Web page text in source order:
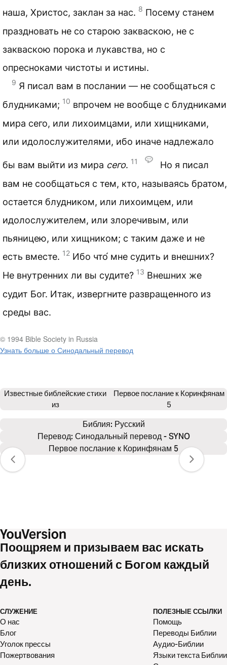
наша, Христос, заклан за нас. 8 Посему станем
праздновать не со старою закваскою, не с
закваскою порока и лукавства, но с
опресноками чистоты и истины.
9 Я писал вам в послании — не сообщаться с
блудниками; 10 впрочем не вообще с блудниками
мира сего, или лихоимцами, или хищниками,
или идолослужителями, ибо иначе надлежало
бы вам выйти из мира сего. 11
Но я писал
вам не сообщаться с тем, кто, называясь братом,
остается блудником, или лихоимцем, или
идолослужителем, или злоречивым, или
пьяницею, или хищником; с таким даже и не
есть вместе. 12 Ибо что́ мне судить и внешних?
Не внутренних ли вы судите? 13 Внешних же
судит Бог. Итак, извергните развращенного из
среды вас.
© 1994 Bible Society in Russia
Узнать больше о Синодальный перевод
Известные библейские стихи
из
Первое послание к Коринфянам
5
Библия: Русский
Перевод: Синодальный перевод - SYNO
Первое послание к Коринфянам 5
Поощряем и призываем вас искать
близких отношений с Богом каждый
день.
СЛУЖЕНИЕ
О нас
Блог
Уголок прессы
Пожертвования
ПОЛЕЗНЫЕ ССЫЛКИ
Помощь
Переводы Библии
Аудио-Библии
Языки текста Библии